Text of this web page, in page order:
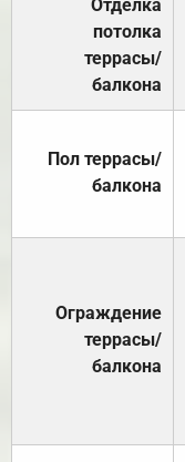
Отделка
потолка
террасы/
балкона
Пол террасы/
балкона
Ограждение
террасы/
балкона